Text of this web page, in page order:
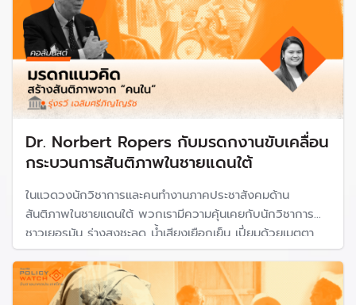
Dr. Norbert Ropers กับมรดกงานขับเคลื่อน
กระบวนการสันติภาพในชายแดนใต้
ในแวดวงนักวิชาการและคนทำงานภาคประชาสังคมด้าน
สันติภาพในชายแดนใต้ พวกเรามีความคุ้นเคยกับนักวิชาการ
ชาวเยอรมัน ร่างสูงชะลูด น้ำเสียงเยือกเย็น เปี่ยมด้วยเมตตา
และความถ่อมตนที่ชื่อ Dr. Norbert Ropers มายาวนานกว่า
หนึ่งทศวรรษ